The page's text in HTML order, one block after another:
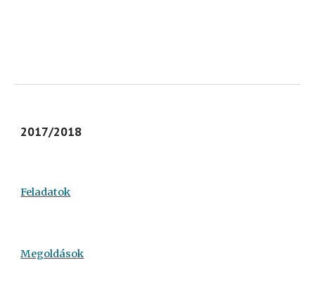
2017/2018
Feladatok
Megoldások